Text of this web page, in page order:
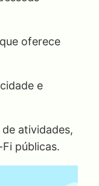
oferece
e
atividades,
públicas.